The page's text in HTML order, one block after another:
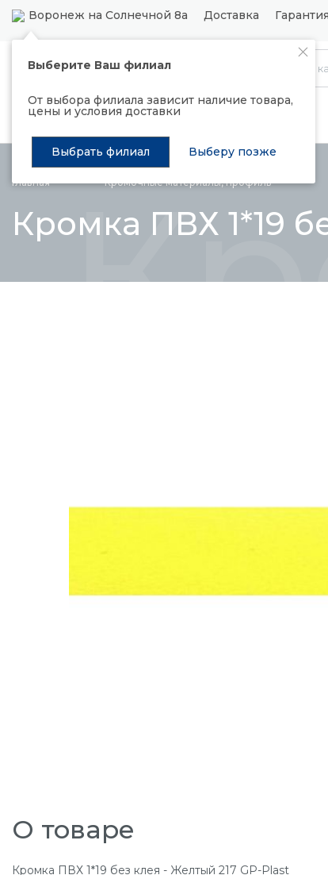
Воронеж на Солнечной 8а Доставка
Выберите Ваш филиал
От выбора филиала зависит наличие товара,
цены и условия доставки
Выбрать филиал Выберу позже
Каталог
Распродажа Подъемные механизмы
Главная Кромочные материалы,профиль
Кромка ПВХ 1*19
О товаре
Кромка ПВХ 1*19 без клея - Желтый 217 GP-Plast